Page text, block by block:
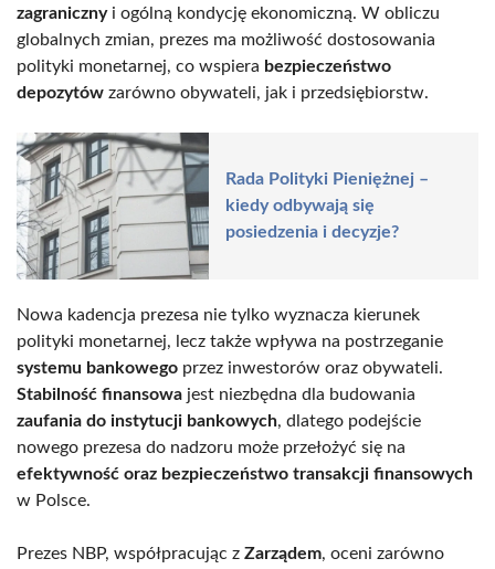
zagranicznyi ogólną kondycję ekonomiczną. W obliczu
globalnych zmian, prezes ma możliwość dostosowania
polityki monetarnej, co wspiera bezpieczeństwo
depozytów zarówno obywateli, jak i przedsiębiorstw.
Rada Polityki Pieniężnej –
kiedy odbywają się
posiedzenia i decyzje?
Nowa kadencja prezesa nie tylko wyznacza kierunek
polityki monetarnej, lecz także wpływa na postrzeganie
systemu bankowego przez inwestorów oraz obywateli.
Stabilność finansowa jest niezbędna dla budowania
zaufania do instytucji bankowych, dlatego podejście
nowego prezesa do nadzoru może przełożyć się na
efektywność oraz bezpieczeństwo transakcji finansowych
w Polsce.
Prezes NBP, współpracując z Zarządem, oceni zarówno